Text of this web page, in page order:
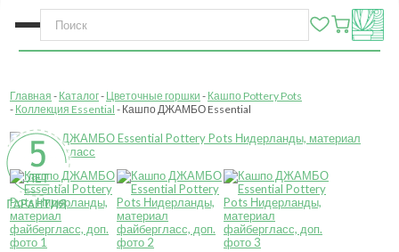
Главная Каталог Цветочные горшки
Кашпо Pottery Pots
Коллекция Essential
Кашпо ДЖАМБО Essential